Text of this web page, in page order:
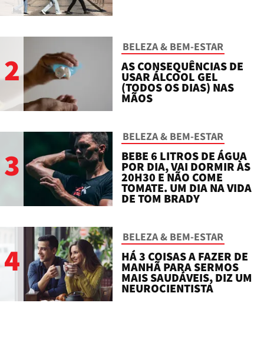
2
BELEZA & BEM-ESTAR
AS CONSEQUÊNCIAS DE
USAR ÁLCOOL GEL
(TODOS OS DIAS) NAS
MÃOS
3
BELEZA & BEM-ESTAR
BEBE 6 LITROS DE ÁGUA
POR DIA, VAI DORMIR ÀS
20H30 E NÃO COME
TOMATE. UM DIA NA VIDA
DE TOM BRADY
4
BELEZA & BEM-ESTAR
HÁ 3 COISAS A FAZER DE
MANHÃ PARA SERMOS
MAIS SAUDÁVEIS, DIZ UM
NEUROCIENTISTA